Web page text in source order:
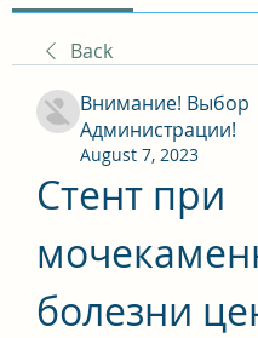
Back
Внимание! Выбор
Администрации!
August 7, 2023
Стент при
болезни